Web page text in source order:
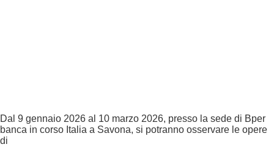
Dal 9 gennaio 2026 al 10 marzo 2026, presso la sede di Bper
banca in corso Italia a Savona, si potranno osservare le opere
di